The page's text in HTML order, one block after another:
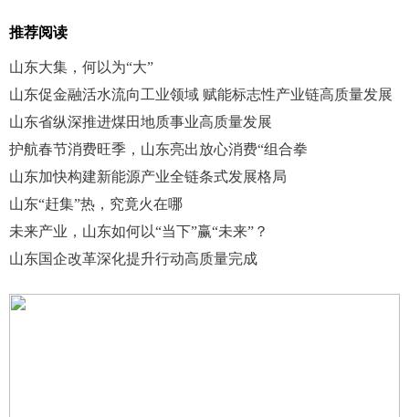
推荐阅读
山东大集，何以为“大”
山东促金融活水流向工业领域 赋能标志性产业链高质量发展
山东省纵深推进煤田地质事业高质量发展
护航春节消费旺季，山东亮出放心消费“组合拳
山东加快构建新能源产业全链条式发展格局
山东“赶集”热，究竟火在哪
未来产业，山东如何以“当下”赢“未来”？
山东国企改革深化提升行动高质量完成